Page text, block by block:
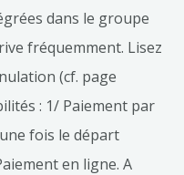
dans le groupe
fréquemment. Lisez
(cf. page
: 1/ Paiement par
fois le départ
en ligne. A